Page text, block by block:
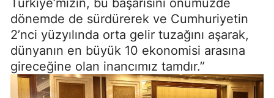
Türkiye’mizin, bu başarısını önümüzde
dönemde de sürdürerek ve Cumhuriyetin
2’nci yüzyılında orta gelir tuzağını aşarak,
dünyanın en büyük 10 ekonomisi arasına
gireceğine olan inancımız tamdır.”